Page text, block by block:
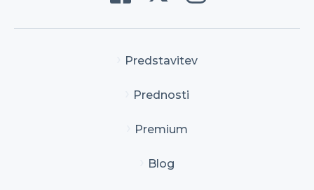
Predstavitev
Prednosti
Premium
Blog